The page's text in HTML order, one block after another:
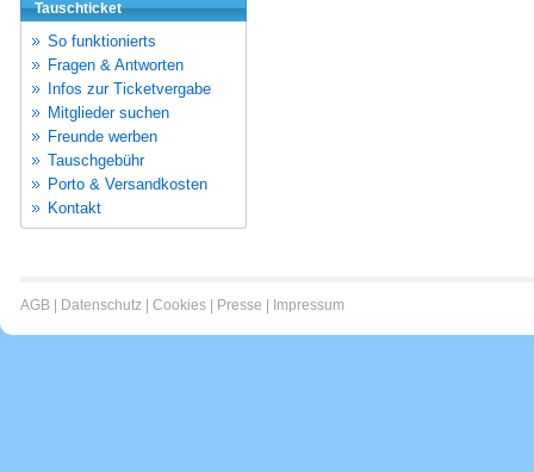
Tauschticket
So funktionierts
Fragen & Antworten
Infos zur Ticketvergabe
Mitglieder suchen
Freunde werben
Tauschgebühr
Porto & Versandkosten
Kontakt
AGB | Datenschutz | Cookies | Presse | Impressum